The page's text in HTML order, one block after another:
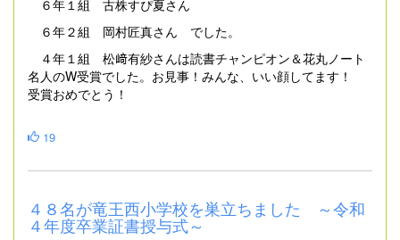
６年１組 古株すぴ夏さん
６年２組 岡村匠真さん でした。
４年１組 松﨑有紗さんは読書チャンピオン＆花丸ノート
名人のW受賞でした。お見事！みんな、いい顔してます！
受賞おめでとう！
19
４８名が竜王西小学校を巣立ちました ～令和
４年度卒業証書授与式～